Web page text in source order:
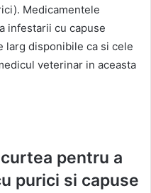
Medicamentele
infestarii cu capuse
larg disponibile ca si cele
veterinar in aceasta
pentru a
purici si capuse